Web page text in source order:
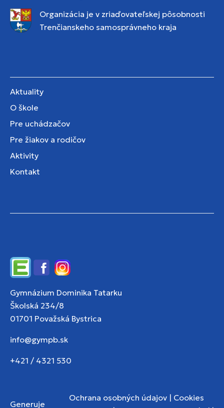
Organizácia je v zriaďovateľskej pôsobnosti
Trenčianskeho samosprávneho kraja
Aktuality
O škole
Pre uchádzačov
Pre žiakov a rodičov
Aktivity
Kontakt
EdupageFacebookInstagram
Gymnázium Dominika Tatarku
Školská 234/8
01701 Považská Bystrica
info@gympb.sk
+421 / 4321 530
Generuje
Ochrana osobných údajov | Cookies